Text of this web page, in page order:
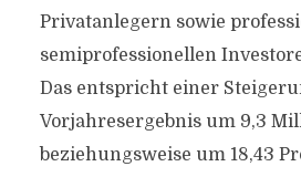
Privatanlegern sowie
semiprofessionellen
Das entspricht einer
Vorjahresergebnis um 9,3
beziehungsweise um 18,43